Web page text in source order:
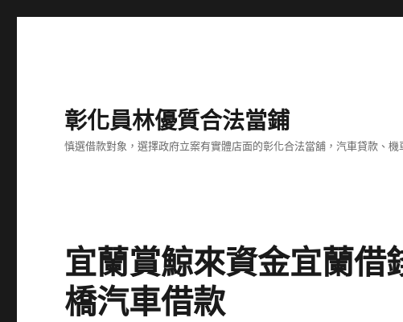
彰化員林優質合法當鋪
慎選借款對象，選擇政府立案有實體店面的彰化合法當舖，汽車貸款、
宜蘭賞鯨來資金宜蘭借
橋汽車借款